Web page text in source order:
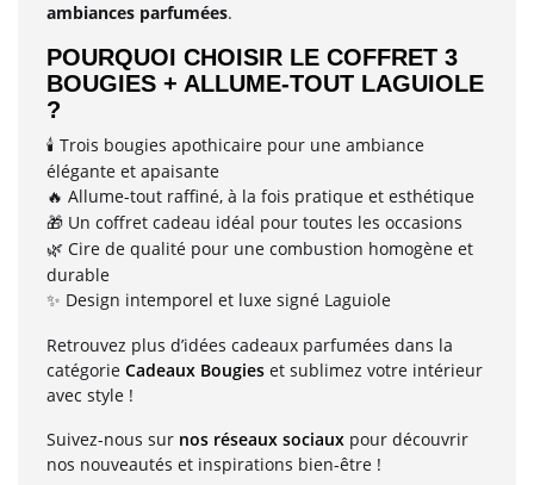
ambiances parfumées.
POURQUOI CHOISIR LE COFFRET 3
BOUGIES + ALLUME-TOUT LAGUIOLE
?
🕯️ Trois bougies apothicaire pour une ambiance
élégante et apaisante
🔥 Allume-tout raffiné, à la fois pratique et esthétique
🎁 Un coffret cadeau idéal pour toutes les occasions
🌿 Cire de qualité pour une combustion homogène et
durable
✨ Design intemporel et luxe signé Laguiole
Retrouvez plus d’idées cadeaux parfumées dans la
catégorie Cadeaux Bougies et sublimez votre intérieur
avec style !
Suivez-nous sur nos réseaux sociaux pour découvrir
nos nouveautés et inspirations bien-être !